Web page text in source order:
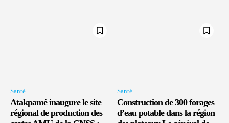
Santé
Atakpamé inaugure le site
régional de production des
Santé
Construction de 300 forages
d’eau potable dans la région